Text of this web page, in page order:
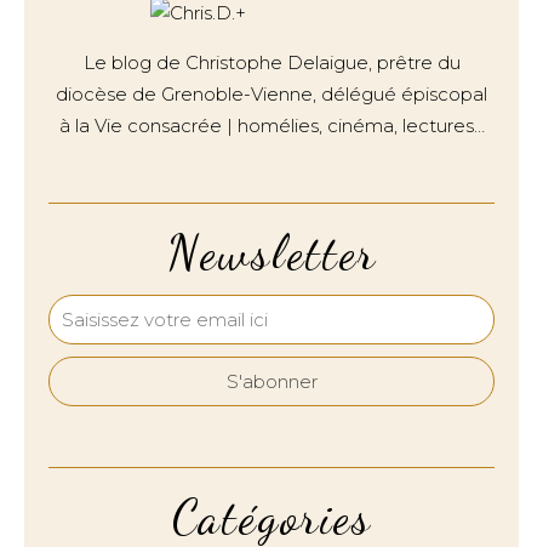
Newsletter
Catégories
Le blog de Christophe Delaigue, prêtre du
diocèse de Grenoble-Vienne, délégué épiscopal
à la Vie consacrée | homélies, cinéma, lectures…